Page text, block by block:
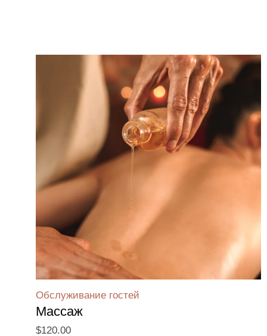
Обслуживание гостей
Массаж
$120.00